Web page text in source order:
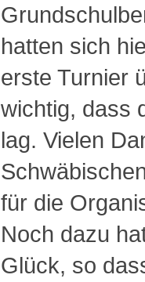
hatten sich
erste Turnier
wichtig, dass
lag. Vielen
für die
Noch dazu
Glück, so